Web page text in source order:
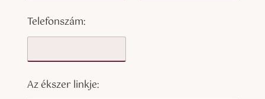
Telefonszám:
Az ékszer linkje: